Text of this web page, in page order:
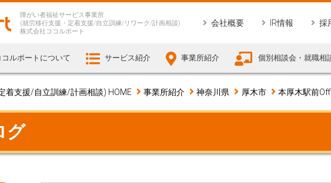
障がい者福祉サービス事業所
(就労移行支援・定着支援/自立訓練/リワーク/計画相談)
株式会社ココルポート
会社概要 IR情報 採
コルポートについて サービス紹介 事業所紹介 個別相談会・就職相
着支援/自立訓練/計画相談) HOME 事業所紹介 神奈川県 厚木市 本厚木駅前
グ